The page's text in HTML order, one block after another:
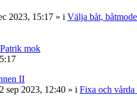
2023, 15:17 » i Välja båt,
Patrik mok
II
sep 2023, 12:40 » i Fixa och vårda